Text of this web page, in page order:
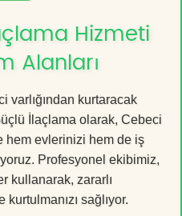
Hizmeti
Alanları
varlığından kurtaracak
İlaçlama olarak, Cebeci
hem evlerinizi hem de iş
Profesyonel ekibimiz,
kullanarak, zararlı
sağlıyor.